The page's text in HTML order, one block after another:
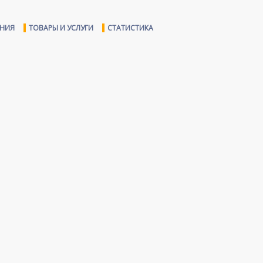
ТОВАРЫ И УСЛУГИ СТАТИСТИКА